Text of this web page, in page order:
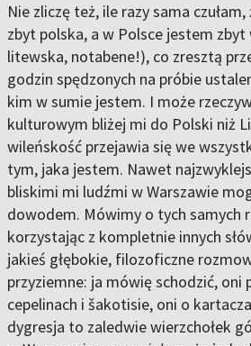
Nie zliczę też, ile razy sama
zbyt polska, a w Polsce jestem zbyt
litewska, notabene!), co zresztą
godzin spędzonych na próbie
kim w sumie jestem. I może
kulturowym bliżej mi do Polski niż
wileńskość przejawia się we
tym, jaka jestem. Nawet
bliskimi mi ludźmi w Warszawie
dowodem. Mówimy o tych samych
korzystając z kompletnie innych
jakieś głębokie, filozoficzne
przyziemne: ja mówię schodzić, oni
cepelinach i šakotisie, oni o
dygresja to zaledwie wierzchołek